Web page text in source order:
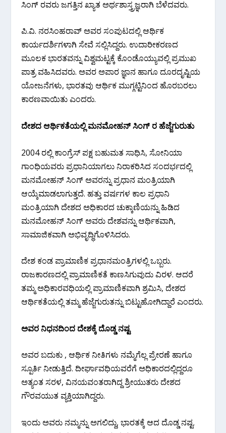
ಸಿಂಗ್ ರವರು ಜಗತ್ತಿನ ಖ್ಯಾತ ಅರ್ಥಶಾಸ್ತ್ರಜ್ಞರಾಗಿ ಬೆಳೆದವರು.
ಪಿ.ವಿ. ನರಸಿಂಹರಾವ್ ಅವರ ಸಂಪುಟದಲ್ಲಿ ಆರ್ಥಿಕ
ಕಾರ್ಯದರ್ಶಿಗಳಾಗಿ ಸೇವೆ ಸಲ್ಲಿಸಿದ್ದರು. ಉದಾರೀಕರಣದ
ಮೂಲಕ ಭಾರತವನ್ನು ವಿಶ್ವಮಟ್ಟಕ್ಕೆ ಕೊಂಡೊಯ್ಯುವಲ್ಲಿ ಪ್ರಮುಖ
ಪಾತ್ರ ವಹಿಸಿದವರು. ಅವರ ಅಪಾರ ಜ್ಞಾನ ಹಾಗೂ ದೂರದೃಷ್ಟಿಯ
ಯೋಜನೆಗಳು, ಭಾರತವು ಆರ್ಥಿಕ ಮುಗ್ಗಟ್ಟಿನಿಂದ ಹೊರಬರಲು
ಕಾರಣವಾಯಿತು ಎಂದರು.
ದೇಶದ ಆರ್ಥಿಕತೆಯಲ್ಲಿ ಮನಮೋಹನ್ ಸಿಂಗ್ ರ ಹೆಜ್ಜೆಗುರುತು
2004 ರಲ್ಲಿ ಕಾಂಗ್ರೆಸ್ ಪಕ್ಷ ಬಹುಮತ ಸಾಧಿಸಿ, ಸೋನಿಯಾ
ಗಾಂಧಿಯವರು ಪ್ರಧಾನಿಯಾಗಲು ನಿರಾಕರಿಸಿದ ಸಂದರ್ಭದಲ್ಲಿ
ಮನಮೋಹನ್ ಸಿಂಗ್ ಅವರನ್ನು ಪ್ರಧಾನ ಮಂತ್ರಿಯಾಗಿ
ಆಯ್ಕೆಮಾಡಲಾಗುತ್ತದೆ. ಹತ್ತು ವರ್ಷಗಳ ಕಾಲ ಪ್ರಧಾನಿ
ಮಂತ್ರಿಯಾಗಿ ದೇಶದ ಅಧಿಕಾರದ ಚುಕ್ಕಾಣಿಯನ್ನು ಹಿಡಿದ
ಮನಮೋಹನ್ ಸಿಂಗ್ ಅವರು ದೇಶವನ್ನು ಆರ್ಥಿಕವಾಗಿ,
ಸಾಮಾಜಿಕವಾಗಿ ಅಭಿವೃದ್ಧಿಗೊಳಿಸಿದರು.
ದೇಶ ಕಂಡ ಪ್ರಾಮಾಣಿಕ ಪ್ರಧಾನಮಂತ್ರಿಗಳಲ್ಲಿ ಒಬ್ಬರು.
ರಾಜಕಾರಣದಲ್ಲಿ ಪ್ರಾಮಾಣಿಕತೆ ಕಾಣಸಿಗುವುದು ವಿರಳ. ಆದರೆ
ತಮ್ಮ ಅಧಿಕಾರವಧಿಯಲ್ಲಿ ಪ್ರಾಮಾಣಿಕವಾಗಿ ಶ್ರಮಿಸಿ, ದೇಶದ
ಆರ್ಥಿಕತೆಯಲ್ಲಿ ತಮ್ಮ ಹೆಜ್ಜೆಗುರುತನ್ನು ಬಿಟ್ಟುಹೋಗಿದ್ದಾರೆ ಎಂದರು.
ಅವರ ನಿಧನದಿಂದ ದೇಶಕ್ಕೆ ದೊಡ್ಡ ನಷ್ಟ
ಅವರ ಬದುಕು , ಆರ್ಥಿಕ ನೀತಿಗಳು ನಮ್ಮೆಗೆಲ್ಲ ಪ್ರೇರಣೆ ಹಾಗೂ
ಸ್ಪೂರ್ತಿ ನೀಡುತ್ತಿದೆ. ದೀರ್ಘಾವಧಿಯವರೆಗೆ ಅಧಿಕಾರದಲ್ಲಿದ್ದರೂ
ಅತ್ಯಂತ ಸರಳ, ವಿನಯವಂತರಾಗಿದ್ದ ಶ್ರೀಯುತರು ದೇಶದ
ಗೌರವಯುತ ವ್ಯಕ್ತಿಯಾಗಿದ್ದರು.
ಇಂದು ಅವರು ನಮ್ಮನ್ನು ಅಗಲಿದ್ದು, ಭಾರತಕ್ಕೆ ಆದ ದೊಡ್ಡ ನಷ್ಟ.